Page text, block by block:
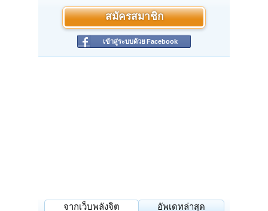
สมัครสมาชิก
เข้าสู่ระบบด้วย Facebook
จากเว็บพลังจิต อัพเดทล่าสุด